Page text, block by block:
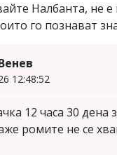
Налбанта, не е
го познават
12:48:52
12 часа 30 дена
ромите не се